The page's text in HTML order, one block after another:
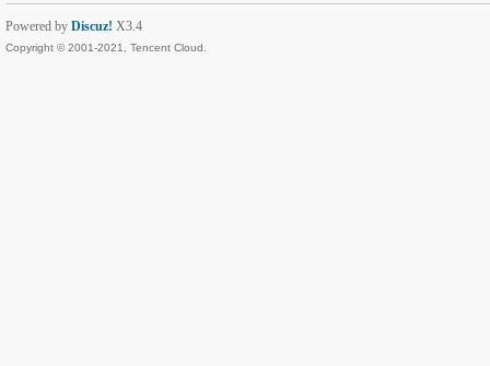
Powered by Discuz! X3.4
Copyright © 2001-2021, Tencent Cloud.